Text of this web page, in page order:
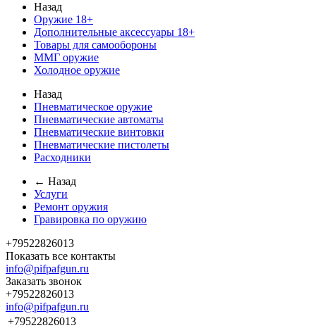
Назад
Оружие 18+
Дополнительные аксессуары 18+
Товары для самообороны
ММГ оружие
Холодное оружие
Назад
Пневматическое оружие
Пневматические автоматы
Пневматические винтовки
Пневматические пистолеты
Расходники
← Назад
Услуги
Ремонт оружия
Гравировка по оружию
+79522826013
Показать все контакты
info@pifpafgun.ru
Заказать звонок
+79522826013
info@pifpafgun.ru
+79522826013